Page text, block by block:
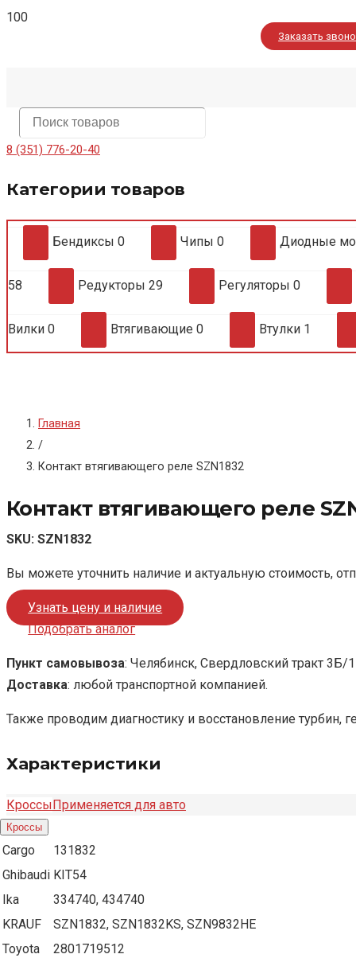
Заказать
8 (351) 776-20-40
Категории товаров
Бендиксы 0 Чипы 0 Диодные
58 Редукторы 29 Регуляторы 0
Вилки 0 Втягивающие 0 Втулки 1
Главная
/
Контакт втягивающего реле SZN1832
Контакт втягивающего реле
SKU: SZN1832
Вы можете уточнить наличие и актуальную стоимость,
Узнать цену и наличие
Подобрать аналог
Пункт самовывоза: Челябинск, Свердловский тракт 3Б/1
Доставка: любой транспортной компанией.
Также проводим диагностику и восстановление турбин,
Характеристики
КроссыПрименяется для авто
Кроссы
Cargo
131832
Ghibaudi KIT54
Ika
334740, 434740
KRAUF
SZN1832, SZN1832KS, SZN9832HE
Toyota
2801719512